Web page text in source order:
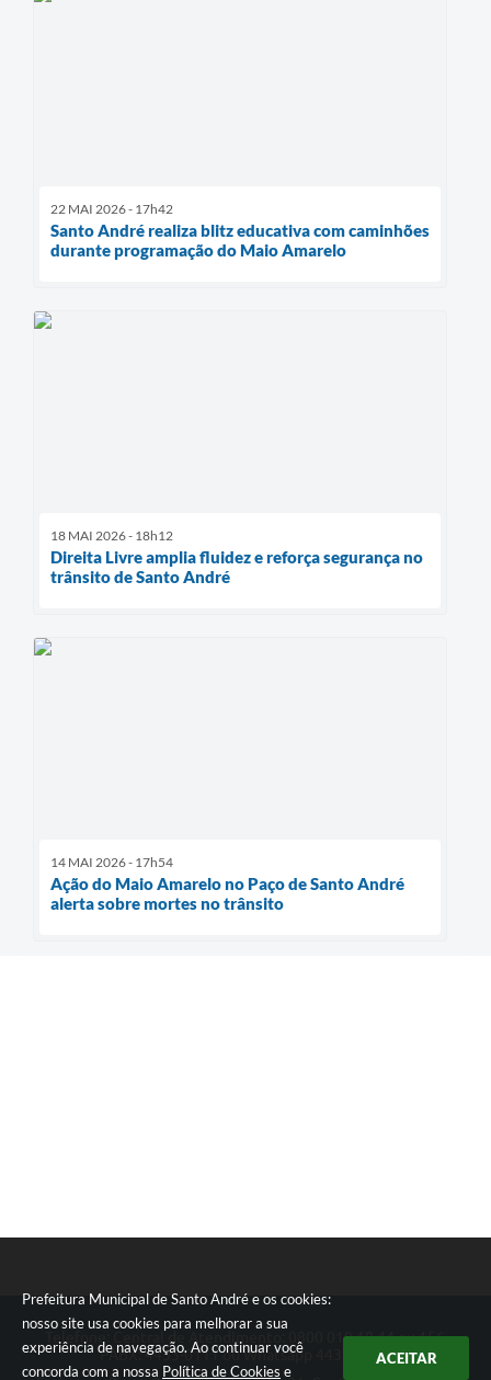
Prefeitura Municipal de Santo André e os cookies:
nosso site usa cookies para melhorar a sua
experiência de navegação. Ao continuar você
concorda com a nossa Política de Cookies e
ACEITAR
22 MAI 2026 - 17h42
Santo André realiza blitz educativa com caminhões
durante programação do Maio Amarelo
18 MAI 2026 - 18h12
Direita Livre amplia fluidez e reforça segurança no
trânsito de Santo André
14 MAI 2026 - 17h54
Ação do Maio Amarelo no Paço de Santo André
alerta sobre mortes no trânsito
Telefone: Central de Atendimento: 0800 019 19 44 ou 156
PABX: 4433-0111 ou Whatsapp 4433-0123